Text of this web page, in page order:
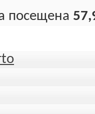
посещена